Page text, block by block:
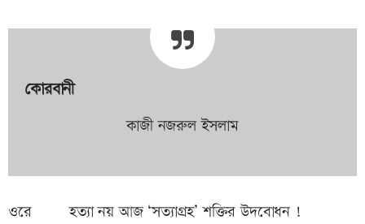
কোরবানী
কাজী নজরুল ইসলাম
ওরে হত্যা নয় আজ ‘সত্যাগ্রহ’ শক্তির উদবোধন !